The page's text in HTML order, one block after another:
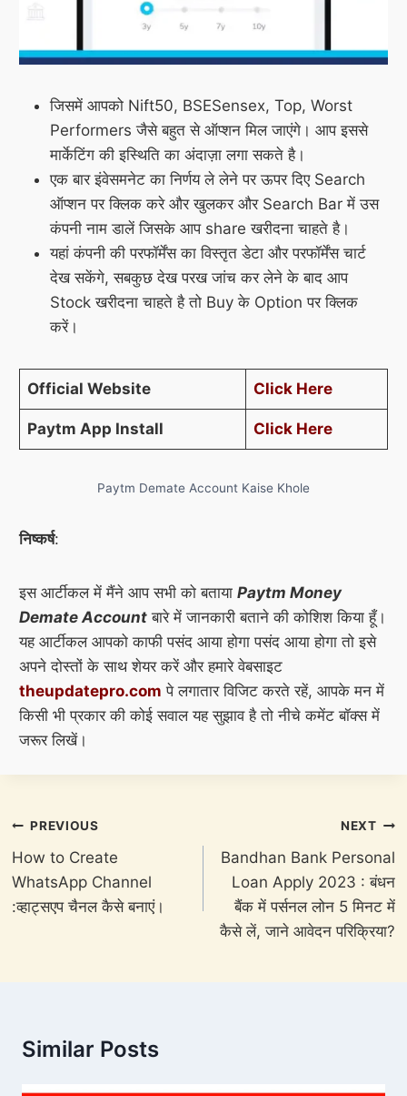
जिसमें आपको Nift50, BSESensex, Top, Worst
Performers जैसे बहुत से ऑप्शन मिल जाएंगे। आप इससे
मार्केटिंग की इस्थिति का अंदाज़ा लगा सकते है।
एक बार इंवेसमनेट का निर्णय ले लेने पर ऊपर दिए Search
ऑप्शन पर क्लिक करे और खुलकर और Search Bar में उस
कंपनी नाम डालें जिसके आप share खरीदना चाहते है।
यहां कंपनी की परफॉर्मेंस का विस्तृत डेटा और परफॉर्मेंस चार्ट
देख सकेंगे, सबकुछ देख परख जांच कर लेने के बाद आप
Stock खरीदना चाहते है तो Buy के Option पर क्लिक
करें।
Official Website Click Here
Paytm App Install Click Here
Paytm Demate Account Kaise Khole
निष्कर्ष:
इस आर्टीकल में मैंने आप सभी को बताया Paytm Money
Demate Accountबारे में जानकारी बताने की कोशिश किया हूँ।
यह आर्टीकल आपको काफी पसंद आया होगा पसंद आया होगा तो इसे
अपने दोस्तों के साथ शेयर करें और हमारे वेबसाइट
theupdatepro.com पे लगातार विजिट करते रहें, आपके मन में
किसी भी प्रकार की कोई सवाल यह सुझाव है तो नीचे कमेंट बॉक्स में
जरूर लिखें।
Post
navigation
PREVIOUS
How to Create
WhatsApp Channel
:व्हाट्सएप चैनल कैसे बनाएं।
NEXT
Bandhan Bank Personal
Loan Apply 2023 : बंधन
बैंक में पर्सनल लोन 5 मिनट में
कैसे लें, जाने आवेदन परिक्रिया?
Similar Posts